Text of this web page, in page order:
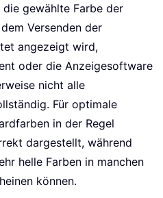
die gewählte Farbe der
Versenden der
angezeigt wird,
oder die Anzeigesoftware
nicht alle
Für optimale
in der Regel
dargestellt, während
helle Farben in manchen
können.